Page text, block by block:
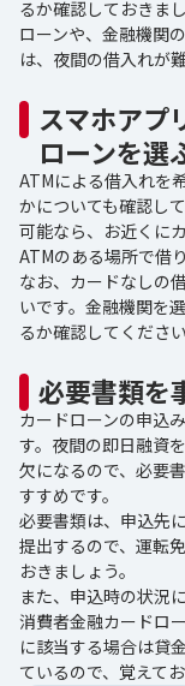
るか確認しておきま
ローンや、金融機関
は、夜間の借入れが
スマホアプ
ローンを選
ATMによる借入れを
かについても確認し
可能なら、お近くに
ATMのある場所で借
なお、カードなしの
いです。金融機関を
るか確認してください
必要書類を
カードローンの申込
す。夜間の即日融資
欠になるので、必要
すすめです。
必要書類は、申込先
提出するので、運転
おきましょう。
また、申込時の状況
消費者金融カードロ
に該当する場合は貸
ているので、覚えてお